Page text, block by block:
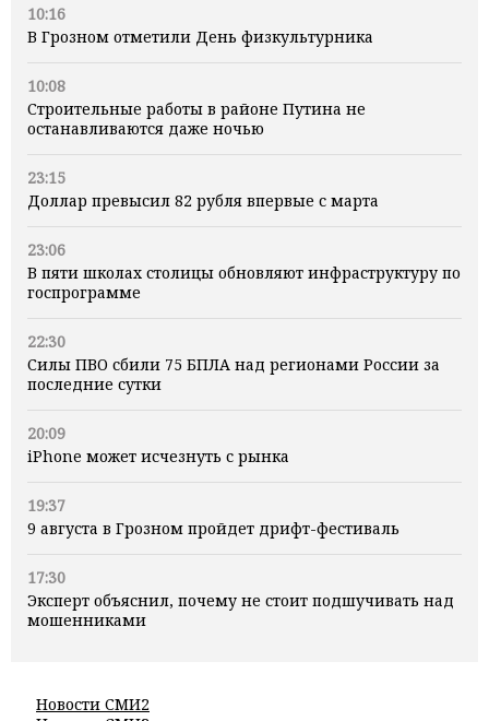
10:16
В Грозном отметили День физкультурника
10:08
Строительные работы в районе Путина не
останавливаются даже ночью
23:15
Доллар превысил 82 рубля впервые с марта
23:06
В пяти школах столицы обновляют инфраструктуру по
госпрограмме
22:30
Силы ПВО сбили 75 БПЛА над регионами России за
последние сутки
20:09
iPhone может исчезнуть с рынка
19:37
9 августа в Грозном пройдет дрифт-фестиваль
17:30
Эксперт объяснил, почему не стоит подшучивать над
мошенниками
Новости СМИ2